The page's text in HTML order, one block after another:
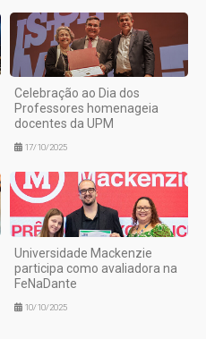
Celebração ao Dia dos
Professores homenageia
docentes da UPM
17/10/2025
Universidade Mackenzie
participa como avaliadora na
FeNaDante
10/10/2025